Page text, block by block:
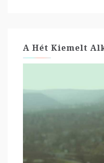
A Hét Kiemelt